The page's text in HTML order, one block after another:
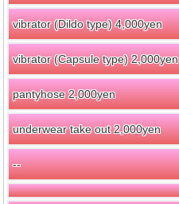
vibrator (Dildo type) 4,000yen
vibrator (Capsule type) 2,000yen
pantyhose 2,000yen
underwear take out 2,000yen
--